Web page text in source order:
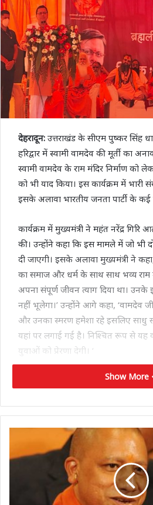
देहरादून: उत्तराखंड के सीएम पुष्कर सिंह
हरिद्वार में स्वामी वामदेव की मूर्ती का
स्वामी वामदेव के राम मंदिर निर्माण को
को भी याद किया। इस कार्यक्रम में भारी
इसके अलावा भारतीय जनता पार्टी के कई
कार्यक्रम में मुख्यमंत्री ने महंत नरेंद्र गिरि
की। उन्होंने कहा कि इस मामले में जो भी
दी जाएगी। इसके अलावा मुख्यमंत्री ने
का समाज और धर्म के साथ साथ भव्य राम
अपना संपूर्ण जीवन त्याग दिया था।
नहीं भूलेगा।’ उन्होंने आगे कहा, ‘वामदेव
और उनका स्मरण हमेशा रहे इसलिए साधु
यहां पर लगाई गई है। निश्चित रूप से यह
युवाओं को प्रेरणा देगी। ‘
वहीं गृहमंत्री अमित शाह और प्रधानमंत्री
लेकर प्रस्तावित है जब कार्यक्रम तय कर
इसकी सूचना दे दी जाएगी। ‘
Tags cm pushkar Uttarakhand
Show More